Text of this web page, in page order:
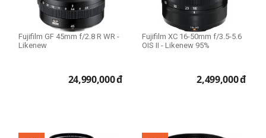
Fujifilm GF 45mm f/2.8 R WR -
Likenew
24,990,000đ
Fujifilm XC 16-50mm f/3.5-5.6
OIS II - Likenew 95%
2,499,000đ